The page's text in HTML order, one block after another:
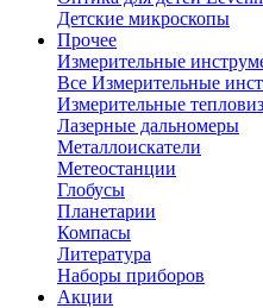
Детские микроскопы
Прочее
Измерительные
Все Измерительные
Измерительные
Лазерные дальномеры
Металлоискатели
Метеостанции
Глобусы
Планетарии
Компасы
Литература
Наборы приборов
Акции